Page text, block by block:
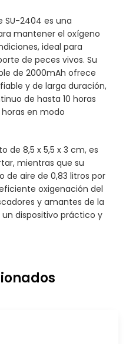
SU-2404 es una
mantener el oxígeno
ideal para
de peces vivos. Su
de 2000mAh ofrece
y de larga duración,
de hasta 10 horas
en modo
de 8,5 x 5,5 x 3 cm, es
mientras que su
de aire de 0,83 litros por
oxigenación del
y amantes de la
dispositivo práctico y